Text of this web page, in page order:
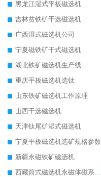
黑龙江湿式平板磁选机
吉林贫铁矿干选磁选机
广西湿式磁选机公司
宁夏磁铁矿干式磁选机
湖北铁矿磁选机生产线
重庆平板磁选机选钛
山东铁矿磁选机工作原理
山西干选磁选机
天津钛尾矿湿式磁选机
宁夏平板磁选机选矿规格参数
新疆永磁铁矿磁选机
西藏筒式磁选机永磁体磁系设计